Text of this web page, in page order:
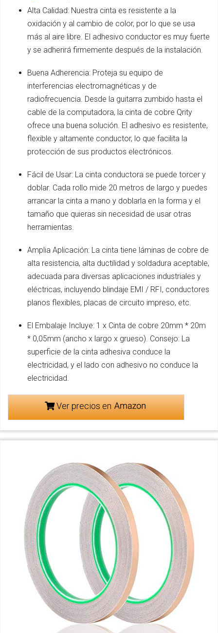
Alta Calidad: Nuestra cinta es resistente a la
oxidación y al cambio de color, por lo que se usa
más al aire libre. El adhesivo conductor es muy fuerte
y se adherirá firmemente después de la instalación.
Buena Adherencia: Proteja su equipo de
interferencias electromagnéticas y de
radiofrecuencia. Desde la guitarra zumbido hasta el
cable de la computadora, la cinta de cobre Qrity
ofrece una buena solución. El adhesivo es resistente,
flexible y altamente conductor, lo que facilita la
protección de sus productos electrónicos.
Fácil de Usar: La cinta conductora se puede torcer y
doblar. Cada rollo mide 20 metros de largo y puedes
arrancar la cinta a mano y doblarla en la forma y el
tamaño que quieras sin necesidad de usar otras
herramientas.
Amplia Aplicación: La cinta tiene láminas de cobre de
alta resistencia, alta ductilidad y soldadura aceptable,
adecuada para diversas aplicaciones industriales y
eléctricas, incluyendo blindaje EMI / RFI, conductores
planos flexibles, placas de circuito impreso, etc.
El Embalaje Incluye: 1 x Cinta de cobre 20mm * 20m
* 0,05mm (ancho x largo x grueso). Consejo: La
superficie de la cinta adhesiva conduce la
electricidad, y el lado con adhesivo no conduce la
electricidad.
Ver precios en